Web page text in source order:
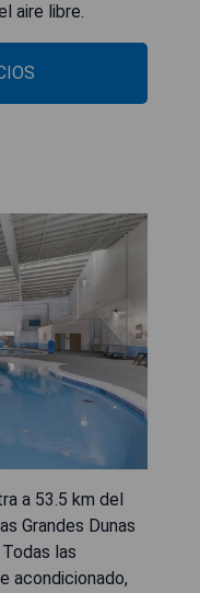
aire libre.
a 53.5 km del
Grandes Dunas
las
acondicionado,